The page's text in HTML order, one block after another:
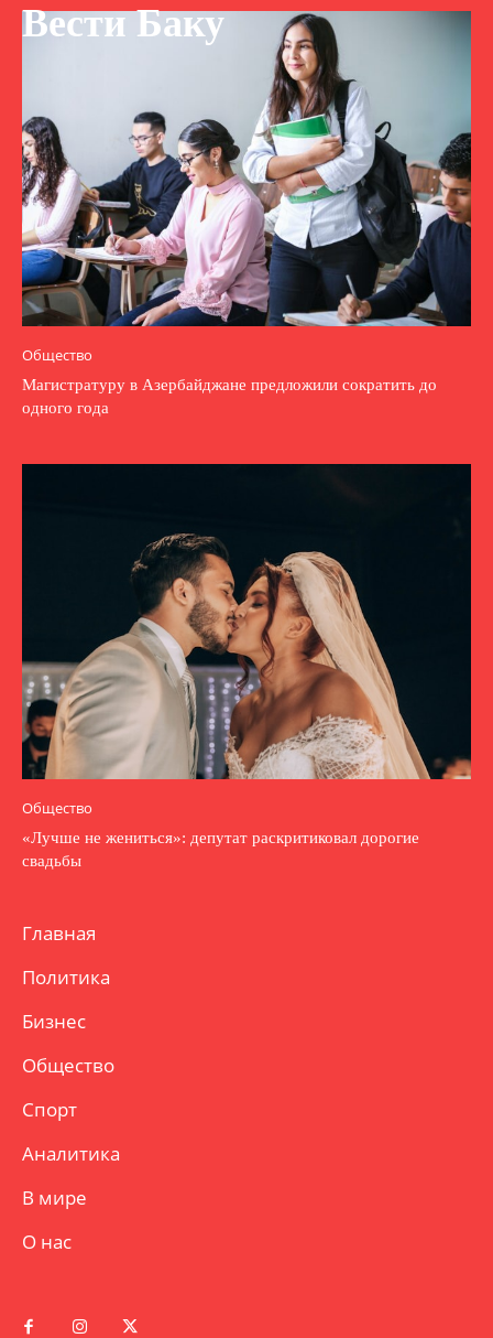
Вести Баку
Общество
Магистратуру в Азербайджане предложили сократить до
одного года
Общество
«Лучше не жениться»: депутат раскритиковал дорогие
свадьбы
Главная
Политика
Бизнес
Общество
Спорт
Аналитика
В мире
О нас